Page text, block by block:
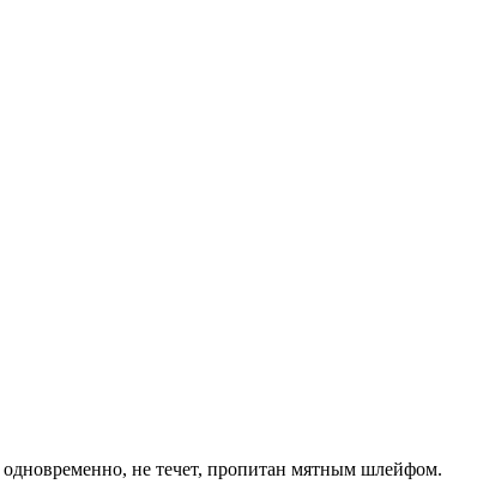
не течет, пропитан мятным шлейфом.